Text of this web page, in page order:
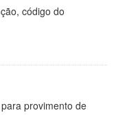
código do
provimento de